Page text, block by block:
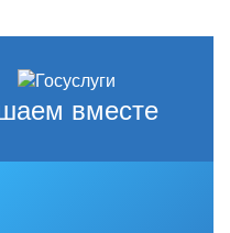
вместе